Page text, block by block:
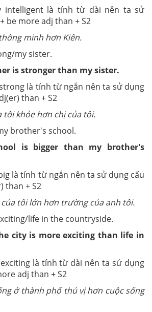
intelligent là tính từ dài nên ta sử
be more adj than + S2
minh hơn Kiên.
my sister.
is stronger than my sister.
là tính từ ngắn nên ta sử dụng
than + S2
tôi khỏe hơn chị của tôi.
brother's school.
is bigger than my brother's
là tính từ ngắn nên ta sử dụng cấu
than + S2
tôi lớn hơn trường của anh tôi.
life in the countryside.
city is more exciting than life in
là tính từ dài nên ta sử dụng
adj than + S2
ở thành phố thú vị hơn cuộc sống